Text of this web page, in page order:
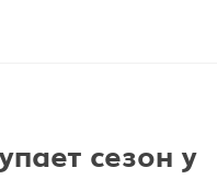
сезон у